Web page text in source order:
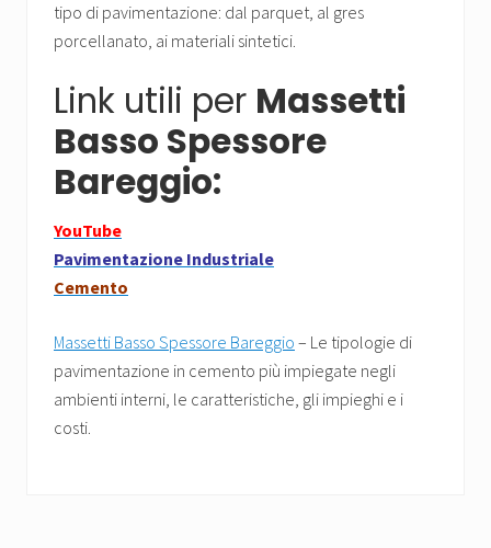
tipo di pavimentazione: dal parquet, al gres
porcellanato, ai materiali sintetici.
Link utili per Massetti
Basso Spessore
Bareggio:
YouTube
Pavimentazione Industriale
Cemento
Massetti Basso Spessore Bareggio – Le tipologie di
pavimentazione in cemento più impiegate negli
ambienti interni, le caratteristiche, gli impieghi e i
costi.